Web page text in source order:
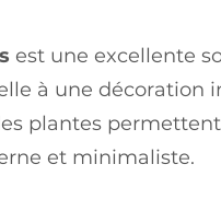
est une excellente
à une décoration
plantes
et minimaliste.